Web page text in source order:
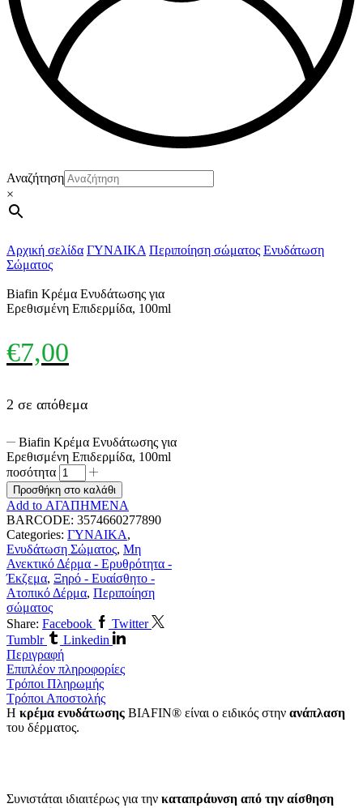
Αναζήτηση
×
Αρχική σελίδα ΓΥΝΑΙΚΑ Περιποίηση σώματος Ενυδάτωση
Σώματος
Biafin Κρέμα Ενυδάτωσης για
Ερεθισμένη Επιδερμίδα, 100ml
€7,00
2 σε απόθεμα
Biafin Κρέμα Ενυδάτωσης για
Ερεθισμένη Επιδερμίδα, 100ml
ποσότητα
Προσθήκη στο καλάθι
Add to ΑΓΑΠΗΜΕΝΑ
BARCODE: 3574660277890
Categories: ΓΥΝΑΙΚΑ,
Ενυδάτωση Σώματος, Μη
Ανεκτικό Δέρμα - Ερυθρότητα -
Έκζεμα, Ξηρό - Ευαίσθητο -
Ατοπικό Δέρμα, Περιποίηση
σώματος
Share: Facebook
Twitter
Tumblr
Linkedin
Περιγραφή
Επιπλέον πληροφορίες
Τρόποι Πληρωμής
Τρόποι Αποστολής
Η κρέμα ενυδάτωσης BIAFIN® είναι ο ειδικός στην ανάπλαση
του δέρματος.
Συνιστάται ιδιαιτέρως για την καταπράυνση από την αίσθηση